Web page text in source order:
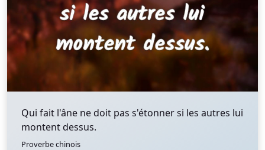
Qui fait l'âne ne doit pas s'étonner si les autres lui
montent dessus.
Proverbe chinois